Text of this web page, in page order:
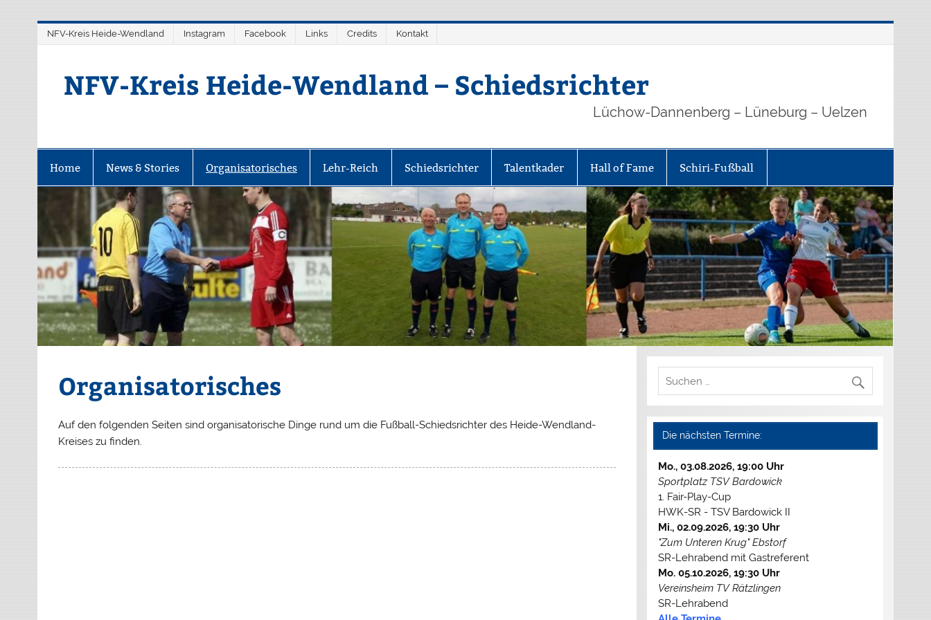
springen
NFV-Kreis Heide-Wendland Instagram Facebook Links Credits Kontakt
NFV-Kreis Heide-Wendland – Schiedsrichter
Lüchow-Dannenberg – Lüneburg – Uelzen
Home News & Stories Organisatorisches Lehr-Reich Schiedsrichter Talentkader Hall of Fame Schiri-Fußball
Organisatorisches
Auf den folgenden Seiten sind organisatorische Dinge rund um die Fußball-Schiedsrichter des Heide-Wendland-
Kreises zu finden.
Die nächsten Termine:
Mo., 03.08.2026, 19:00 Uhr
Sportplatz TSV Bardowick
1. Fair-Play-Cup
HWK-SR - TSV Bardowick II
Mi., 02.09.2026, 19:30 Uhr
"Zum Unteren Krug" Ebstorf
SR-Lehrabend mit Gastreferent
Mo. 05.10.2026, 19:30 Uhr
Vereinsheim TV Rätzlingen
SR-Lehrabend